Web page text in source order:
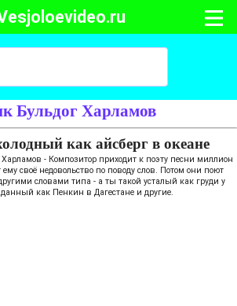
Бульдог Харламов
как айсберг в океане
- Композитор приходит к поэту песни миллион
своё недовольство по поводу слов. Потом они поют
словами типа - а ты такой усталый как груди у
как Пенкин в Дагестане и другие.